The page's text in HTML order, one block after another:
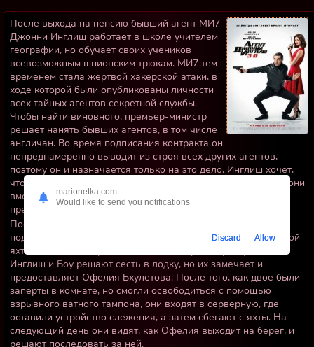
После выхода на пенсию бывший агент МИ7
Джонни Инглиш работает в школе учителем
географии, но обучает своих учеников
всевозможным шпионским трюкам. МИ7 тем
временем стала жертвой хакерской атаки, в
ходе которой были опубликованы личности
всех тайных агентов секретной службы.
Чтобы найти виновного, премьер-министр
решает нанять бывших агентов, в том числе
англичан. Во время подписания контракта он
непреднамеренно выводит из строя всех других агентов,
поэтому он и назначается только на это дело. Инглиш хочет,
чтобы его бывший коллега Боу поддержал его, после чего они
вместе отправляются на юг Франции, где источник взлома
предположительно находится в отеле.
После кражи мобильного телефона подозреваемого, но
поджога ресторана отеля, они видят фотографию, на которой
яхта стояла на якоре возле отеля во время преступления.
Инглиш и Боу решают сесть в лодку, но их замечает и
предоставляет Офелия Бхулетова. После того, как двое были
заперты в комнате, но смогли освободиться с помощью
взрывного ватного тампона, они входят в серверную, где
оставили устройство слежения, а затем сбегают с яхты. На
следующий день они видят, как Офелия выходит на берег, и
решают последовать за ней.
marionetka.com
Would like to send you notifications
Discard Allow